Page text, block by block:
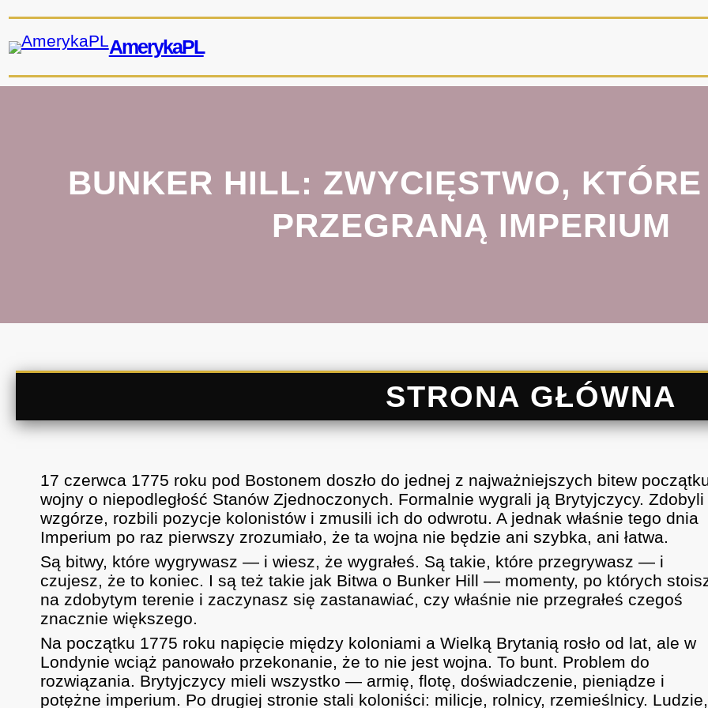
treści
AmerykaPL
BUNKER HILL: ZWYCIĘSTWO,
PRZEGRANĄ IMPERIUM
STRONA GŁÓWNA
17 czerwca 1775 roku pod Bostonem doszło do jednej z najważniejszych bitew
wojny o niepodległość Stanów Zjednoczonych. Formalnie wygrali ją Brytyjczycy. Zdobyli
wzgórze, rozbili pozycje kolonistów i zmusili ich do odwrotu. A jednak właśnie tego dnia
Imperium po raz pierwszy zrozumiało, że ta wojna nie będzie ani szybka, ani łatwa.
Są bitwy, które wygrywasz — i wiesz, że wygrałeś. Są takie, które przegrywasz — i
czujesz, że to koniec. I są też takie jak Bitwa o Bunker Hill — momenty, po których
na zdobytym terenie i zaczynasz się zastanawiać, czy właśnie nie przegrałeś czegoś
znacznie większego.
Na początku 1775 roku napięcie między koloniami a Wielką Brytanią rosło od lat, ale w
Londynie wciąż panowało przekonanie, że to nie jest wojna. To bunt. Problem do
rozwiązania. Brytyjczycy mieli wszystko — armię, flotę, doświadczenie, pieniądze i
potężne imperium. Po drugiej stronie stali koloniści: milicje, rolnicy, rzemieślnicy. Ludzie,